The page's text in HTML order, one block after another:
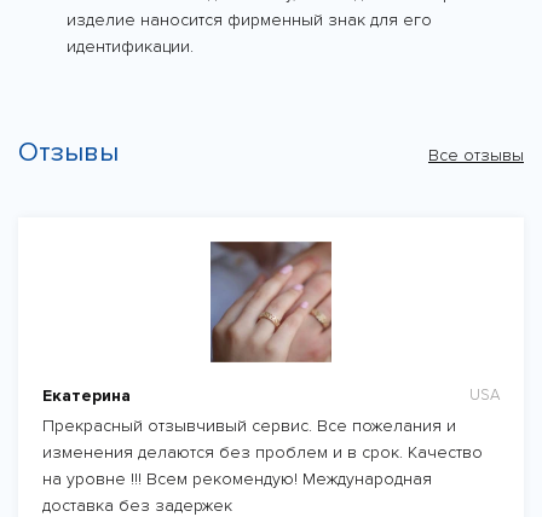
изделие наносится фирменный знак для его
идентификации.
Отзывы Все отзывы
Екатерина USA
Прекрасный отзывчивый сервис. Все пожелания и
изменения делаются без проблем и в срок. Качество
на уровне !!! Всем рекомендую! Международная
доставка без задержек